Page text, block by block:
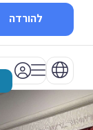
להורדה